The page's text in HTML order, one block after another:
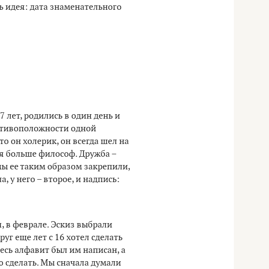
дата знаменательного
родились в один день и
одной
он холерик, он всегда шел на
больше философ. Дружба –
ее таким образом закрепили,
у него – второе, и надпись:
в феврале. Эскиз выбрали
еще лет с 16 хотел сделать
алфавит был им написан, а
сделать. Мы сначала думали